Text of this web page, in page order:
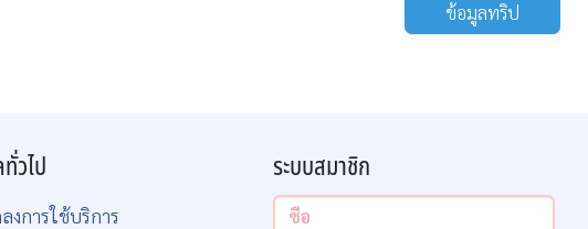
ข้อมูลทริป
วไป
งการใช้บริการ
ระบบสมาชิก